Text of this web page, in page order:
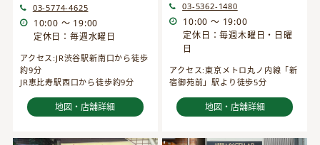
03-5774-4625
10:00 ～ 19:00
定休日：毎週水曜日
アクセス:JR渋谷駅新南口から徒歩
約9分
JR恵比寿駅西口から徒歩約9分
地図・店舗詳細
03-5362-1480
10:00 ～ 19:00
定休日：毎週木曜日・日曜
日
アクセス:東京メトロ丸ノ内線「新
宿御苑前」駅より徒歩5分
地図・店舗詳細